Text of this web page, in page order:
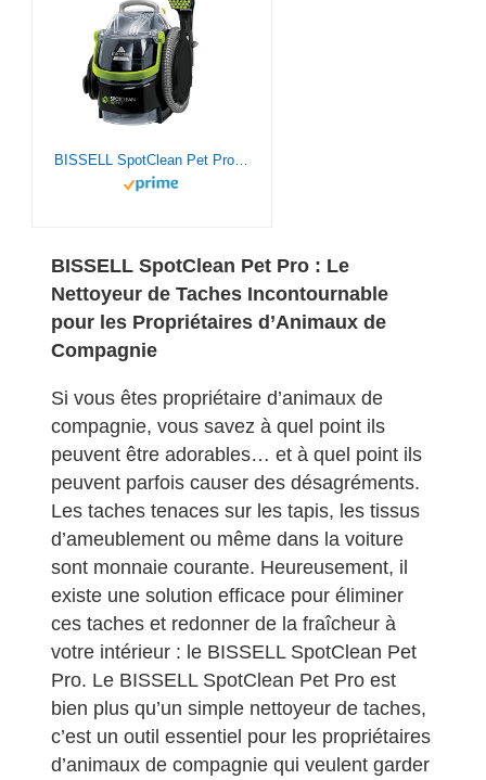
BISSELL SpotClean Pet Pro : Le
Nettoyeur de Taches Incontournable
pour les Propriétaires d’Animaux de
Compagnie
Si vous êtes propriétaire d’animaux de
compagnie, vous savez à quel point ils
peuvent être adorables… et à quel point ils
peuvent parfois causer des désagréments.
Les taches tenaces sur les tapis, les tissus
d’ameublement ou même dans la voiture
sont monnaie courante. Heureusement, il
existe une solution efficace pour éliminer
ces taches et redonner de la fraîcheur à
votre intérieur : le BISSELL SpotClean Pet
Pro. Le BISSELL SpotClean Pet Pro est
bien plus qu’un simple nettoyeur de taches,
c’est un outil essentiel pour les propriétaires
d’animaux de compagnie qui veulent garder